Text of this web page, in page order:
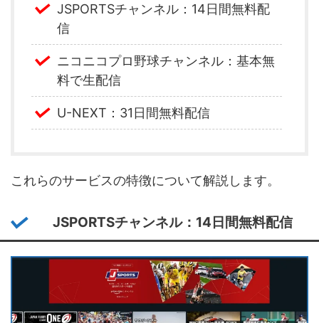
JSPORTSチャンネル：14日間無料配
信
ニコニコプロ野球チャンネル：基本無
料で生配信
U-NEXT：31日間無料配信
これらのサービスの特徴について解説します。
JSPORTSチャンネル：14日間無料配信